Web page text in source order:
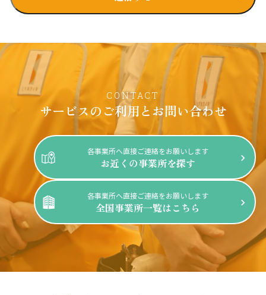
CONTACT
サービスのご利用とお問い合わせ
各事業所へ直接ご連絡をお願いします
お近くの事業所を探す
各事業所へ直接ご連絡をお願いします
全国事業所一覧はこちら